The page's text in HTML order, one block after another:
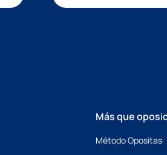
Más que
Método Opositas